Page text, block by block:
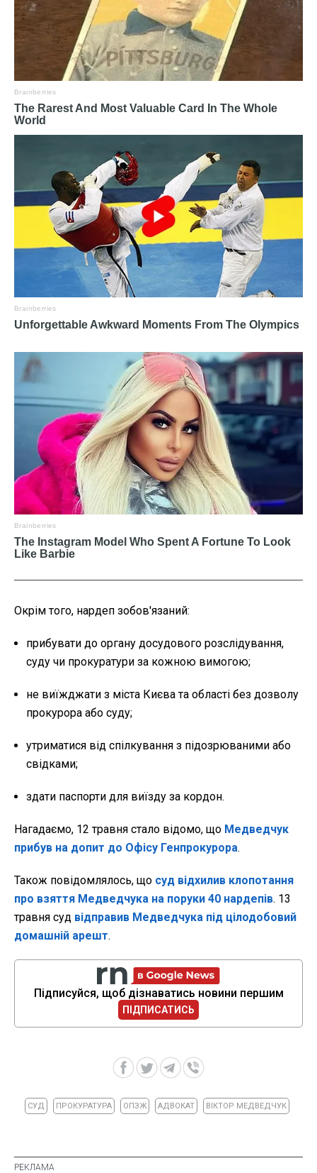
Окрім того, нардеп зобов'язаний:
прибувати до органу досудового розслідування,
суду чи прокуратури за кожною вимогою;
не виїжджати з міста Києва та області без дозволу
прокурора або суду;
утриматися від спілкування з підозрюваними або
свідками;
здати паспорти для виїзду за кордон.
Нагадаємо, 12 травня стало відомо, що Медведчук
прибув на допит до Офісу Генпрокурора.
Також повідомлялось, що суд відхилив клопотання
про взяття Медведчука на поруки 40 нардепів. 13
травня суд відправив Медведчука під цілодобовий
домашній арешт.
Підписуйся, щоб дізнаватись новини першим
ПІДПИСАТИСЬ
СУД ПРОКУРАТУРА ОПЗЖ АДВОКАТ ВІКТОР МЕДВЕДЧУК